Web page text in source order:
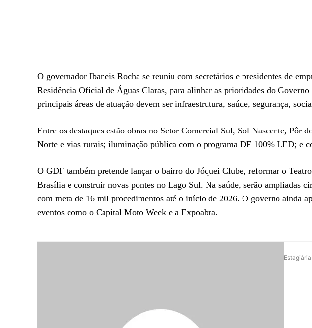
O governador Ibaneis Rocha se reuniu com secretários e presidentes de
Residência Oficial de Águas Claras, para alinhar as prioridades do
principais áreas de atuação devem ser infraestrutura, saúde, segurança,
Entre os destaques estão obras no Setor Comercial Sul, Sol Nascente, Pôr
Norte e vias rurais; iluminação pública com o programa DF 100% LED; e
O GDF também pretende lançar o bairro do Jóquei Clube, reformar o
Brasília e construir novas pontes no Lago Sul. Na saúde, serão ampliadas
com meta de 16 mil procedimentos até o início de 2026. O governo ainda
eventos como o Capital Moto Week e a Expoabra.